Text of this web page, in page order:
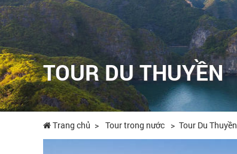
TOUR DU THUYỀN
Trang chủ Tour trong nước Tour Du Thuyền